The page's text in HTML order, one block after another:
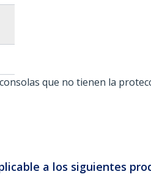
que no tienen la
a los siguientes